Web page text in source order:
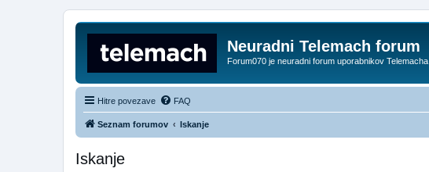
Neuradni Telemach forum
Forum070 je neuradni forum uporabnikov Telemacha
Hitre povezave FAQ
Seznam forumov Iskanje
Iskanje